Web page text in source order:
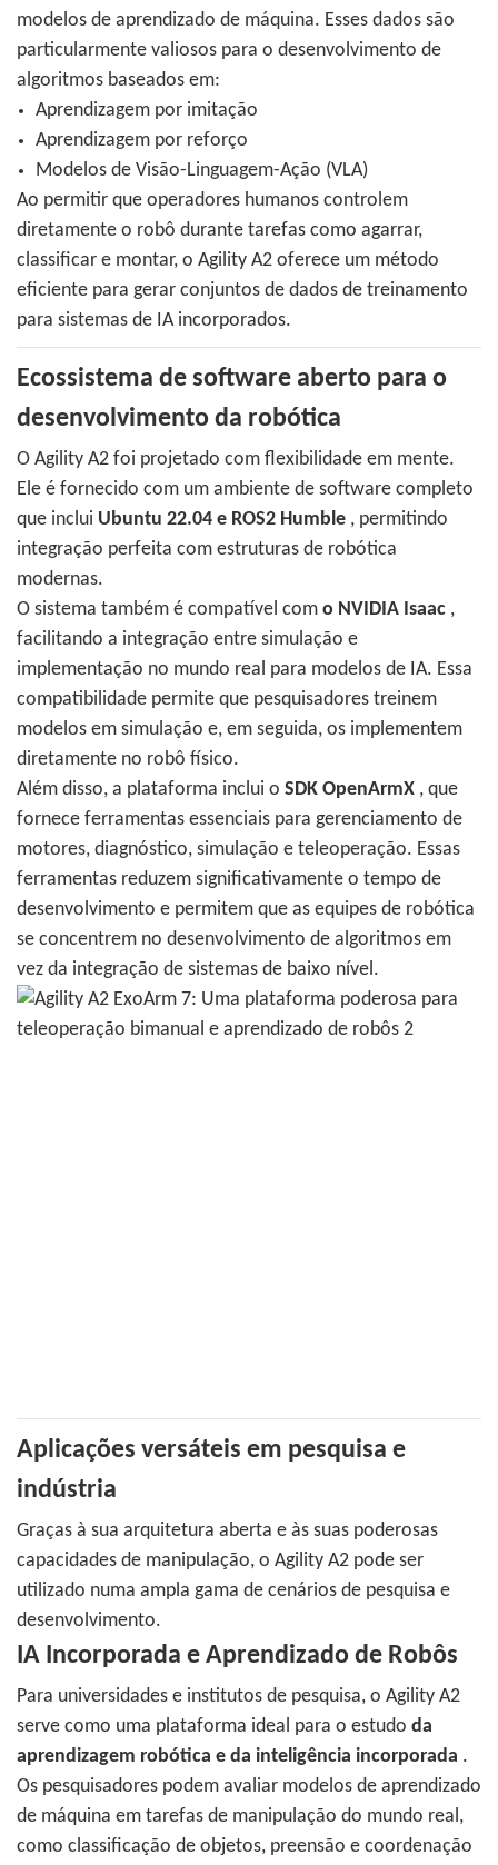
modelos de aprendizado de máquina. Esses dados são
particularmente valiosos para o desenvolvimento de
algoritmos baseados em:
Aprendizagem por imitação
Aprendizagem por reforço
Modelos de Visão-Linguagem-Ação (VLA)
Ao permitir que operadores humanos controlem
diretamente o robô durante tarefas como agarrar,
classificar e montar, o Agility A2 oferece um método
eficiente para gerar conjuntos de dados de treinamento
para sistemas de IA incorporados.
Ecossistema de software aberto para o
desenvolvimento da robótica
O Agility A2 foi projetado com flexibilidade em mente.
Ele é fornecido com um ambiente de software completo
que inclui Ubuntu 22.04 e ROS2 Humble , permitindo
integração perfeita com estruturas de robótica
modernas.
O sistema também é compatível com o NVIDIA Isaac ,
facilitando a integração entre simulação e
implementação no mundo real para modelos de IA. Essa
compatibilidade permite que pesquisadores treinem
modelos em simulação e, em seguida, os implementem
diretamente no robô físico.
Além disso, a plataforma inclui o SDK OpenArmX , que
fornece ferramentas essenciais para gerenciamento de
motores, diagnóstico, simulação e teleoperação. Essas
ferramentas reduzem significativamente o tempo de
desenvolvimento e permitem que as equipes de robótica
se concentrem no desenvolvimento de algoritmos em
vez da integração de sistemas de baixo nível.
Aplicações versáteis em pesquisa e
indústria
Graças à sua arquitetura aberta e às suas poderosas
capacidades de manipulação, o Agility A2 pode ser
utilizado numa ampla gama de cenários de pesquisa e
desenvolvimento.
IA Incorporada e Aprendizado de Robôs
Para universidades e institutos de pesquisa, o Agility A2
serve como uma plataforma ideal para o estudo da
aprendizagem robótica e da inteligência incorporada .
Os pesquisadores podem avaliar modelos de aprendizado
de máquina em tarefas de manipulação do mundo real,
como classificação de objetos, preensão e coordenação